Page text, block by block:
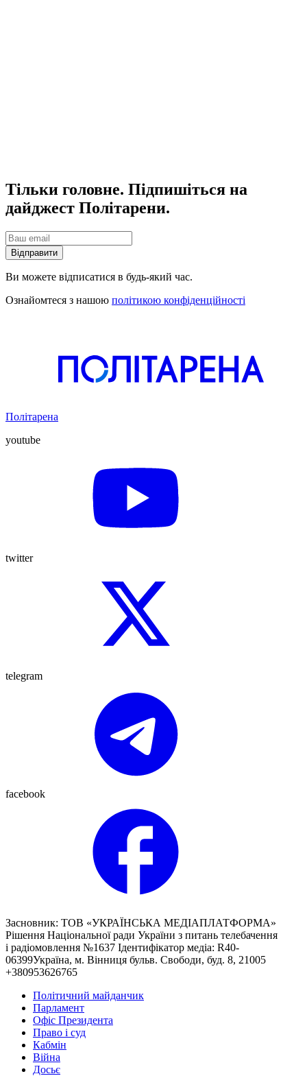
Тільки головне. Підпишіться на
дайджест Політарени.
Відправити
Ви можете відписатися в будь-який час.
Ознайомтеся з нашою політикою конфіденційності
Політарена
youtube
twitter
telegram
facebook
Засновник: ТОВ «УКРАЇНСЬКА МЕДІАПЛАТФОРМА»
Рішення Національної ради України з питань телебачення
і радіомовлення №1637 Ідентифікатор медіа: R40-
06399Україна, м. Вінниця бульв. Свободи, буд. 8, 21005
+380953626765
Політичний майданчик
Парламент
Офіс Президента
Право і суд
Кабмін
Війна
Досьє